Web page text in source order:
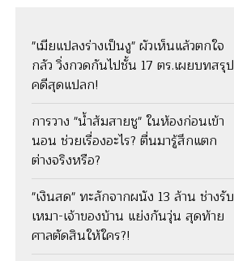
"เมียแปลงร่างเป็นงู" ผัวเห็นแล้วตกใจ
กลัว วิ่งกวดกันไปชั้น 17 ตร.เผยบทสรุป
คดีสุดแปลก!
การวาง "น้ำส้มสายชู" ในห้องก่อนเข้า
นอน ช่วยเรื่องอะไร? ตื่นมารู้สึกแตก
ต่างจริงหรือ?
"เงินสด" ทะลักจากผนัง 13 ล้าน ช่างรับ
เหมา-เจ้าของบ้าน แย่งกันวุ่น สุดท้าย
ศาลตัดสินให้ใคร?!